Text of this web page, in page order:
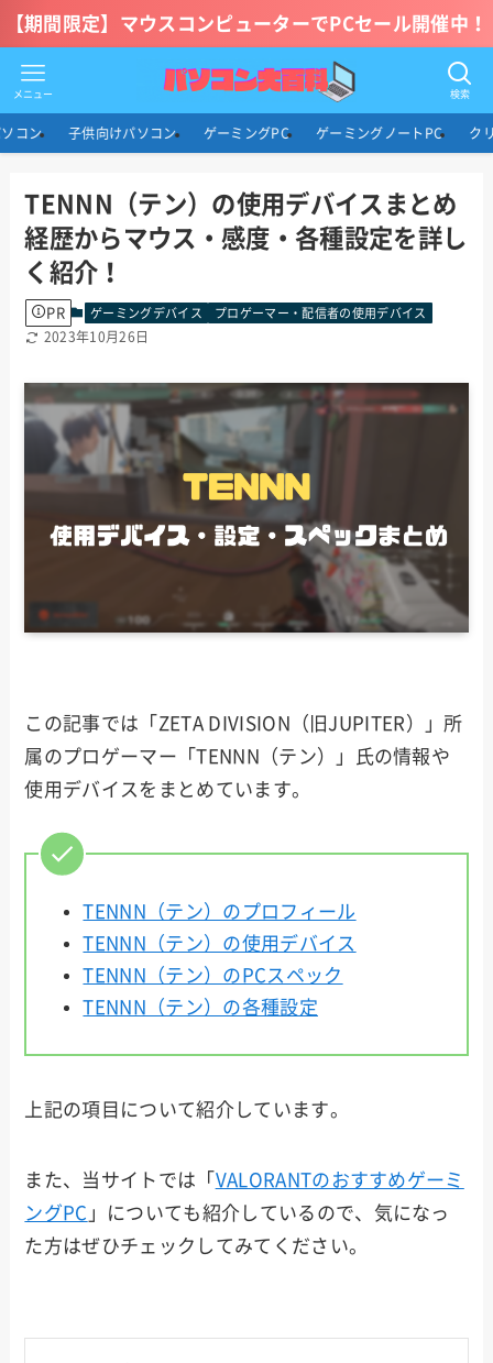
【期間限定】マウスコンピューターでPCセール開催中！
検索
メニュー
コン 子供向けパソコン ゲーミングPC ゲーミングノートPC ク
TENNN（テン）の使用デバイスまとめ
経歴からマウス・感度・各種設定を詳し
く紹介！
PR ゲーミングデバイス プロゲーマー・配信者の使用デバイス
2023年10月26日
この記事では「ZETA DIVISION（旧JUPITER）」所
属のプロゲーマー「TENNN（テン）」氏の情報や
使用デバイスをまとめています。
TENNN（テン）のプロフィール
TENNN（テン）の使用デバイス
TENNN（テン）のPCスペック
TENNN（テン）の各種設定
上記の項目について紹介しています。
また、当サイトでは「 VALORANTのおすすめゲーミ
ングPC 」についても紹介しているので、気になっ
た方はぜひチェックしてみてください。